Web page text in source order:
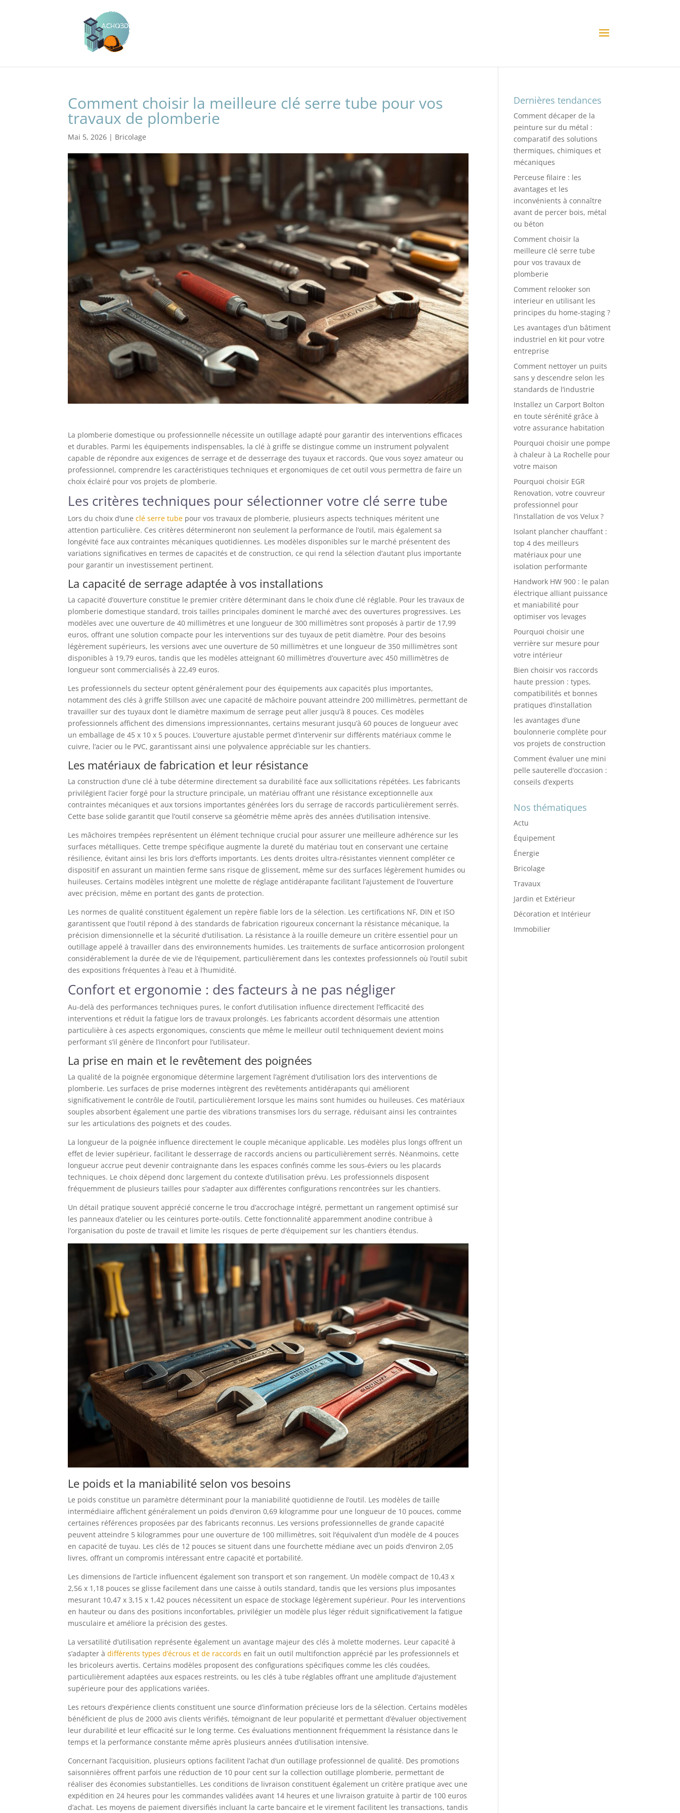
Comment choisir la meilleure clé serre tube pour vos
travaux de plomberie
Mai 5, 2026 | Bricolage
La plomberie domestique ou professionnelle nécessite un outillage adapté pour garantir des interventions efficaces
et durables. Parmi les équipements indispensables, la clé à griffe se distingue comme un instrument polyvalent
capable de répondre aux exigences de serrage et de desserrage des tuyaux et raccords. Que vous soyez amateur ou
professionnel, comprendre les caractéristiques techniques et ergonomiques de cet outil vous permettra de faire un
choix éclairé pour vos projets de plomberie.
Les critères techniques pour sélectionner votre clé serre tube
Lors du choix d’uneclé serre tube pour vos travaux de plomberie, plusieurs aspects techniques méritent une
attention particulière. Ces critères détermineront non seulement la performance de l’outil, mais également sa
longévité face aux contraintes mécaniques quotidiennes. Les modèles disponibles sur le marché présentent des
variations significatives en termes de capacités et de construction, ce qui rend la sélection d’autant plus importante
pour garantir un investissement pertinent.
La capacité de serrage adaptée à vos installations
La capacité d’ouverture constitue le premier critère déterminant dans le choix d’une clé réglable. Pour les travaux de
plomberie domestique standard, trois tailles principales dominent le marché avec des ouvertures progressives. Les
modèles avec une ouverture de 40 millimètres et une longueur de 300 millimètres sont proposés à partir de 17,99
euros, offrant une solution compacte pour les interventions sur des tuyaux de petit diamètre. Pour des besoins
légèrement supérieurs, les versions avec une ouverture de 50 millimètres et une longueur de 350 millimètres sont
disponibles à 19,79 euros, tandis que les modèles atteignant 60 millimètres d’ouverture avec 450 millimètres de
longueur sont commercialisés à 22,49 euros.
Les professionnels du secteur optent généralement pour des équipements aux capacités plus importantes,
notamment des clés à griffe Stillson avec une capacité de mâchoire pouvant atteindre 200 millimètres, permettant de
travailler sur des tuyaux dont le diamètre maximum de serrage peut aller jusqu’à 8 pouces. Ces modèles
professionnels affichent des dimensions impressionnantes, certains mesurant jusqu’à 60 pouces de longueur avec
un emballage de 45 x 10 x 5 pouces. L’ouverture ajustable permet d’intervenir sur différents matériaux comme le
cuivre, l’acier ou le PVC, garantissant ainsi une polyvalence appréciable sur les chantiers.
Les matériaux de fabrication et leur résistance
La construction d’une clé à tube détermine directement sa durabilité face aux sollicitations répétées. Les fabricants
privilégient l’acier forgé pour la structure principale, un matériau offrant une résistance exceptionnelle aux
contraintes mécaniques et aux torsions importantes générées lors du serrage de raccords particulièrement serrés.
Cette base solide garantit que l’outil conserve sa géométrie même après des années d’utilisation intensive.
Les mâchoires trempées représentent un élément technique crucial pour assurer une meilleure adhérence sur les
surfaces métalliques. Cette trempe spécifique augmente la dureté du matériau tout en conservant une certaine
résilience, évitant ainsi les bris lors d’efforts importants. Les dents droites ultra-résistantes viennent compléter ce
dispositif en assurant un maintien ferme sans risque de glissement, même sur des surfaces légèrement humides ou
huileuses. Certains modèles intègrent une molette de réglage antidérapante facilitant l’ajustement de l’ouverture
avec précision, même en portant des gants de protection.
Les normes de qualité constituent également un repère fiable lors de la sélection. Les certifications NF, DIN et ISO
garantissent que l’outil répond à des standards de fabrication rigoureux concernant la résistance mécanique, la
précision dimensionnelle et la sécurité d’utilisation. La résistance à la rouille demeure un critère essentiel pour un
outillage appelé à travailler dans des environnements humides. Les traitements de surface anticorrosion prolongent
considérablement la durée de vie de l’équipement, particulièrement dans les contextes professionnels où l’outil subit
des expositions fréquentes à l’eau et à l’humidité.
Confort et ergonomie : des facteurs à ne pas négliger
Au-delà des performances techniques pures, le confort d’utilisation influence directement l’efficacité des
interventions et réduit la fatigue lors de travaux prolongés. Les fabricants accordent désormais une attention
particulière à ces aspects ergonomiques, conscients que même le meilleur outil techniquement devient moins
performant s’il génère de l’inconfort pour l’utilisateur.
La prise en main et le revêtement des poignées
La qualité de la poignée ergonomique détermine largement l’agrément d’utilisation lors des interventions de
plomberie. Les surfaces de prise modernes intègrent des revêtements antidérapants qui améliorent
significativement le contrôle de l’outil, particulièrement lorsque les mains sont humides ou huileuses. Ces matériaux
souples absorbent également une partie des vibrations transmises lors du serrage, réduisant ainsi les contraintes
sur les articulations des poignets et des coudes.
La longueur de la poignée influence directement le couple mécanique applicable. Les modèles plus longs offrent un
effet de levier supérieur, facilitant le desserrage de raccords anciens ou particulièrement serrés. Néanmoins, cette
longueur accrue peut devenir contraignante dans les espaces confinés comme les sous-éviers ou les placards
techniques. Le choix dépend donc largement du contexte d’utilisation prévu. Les professionnels disposent
fréquemment de plusieurs tailles pour s’adapter aux différentes configurations rencontrées sur les chantiers.
Un détail pratique souvent apprécié concerne le trou d’accrochage intégré, permettant un rangement optimisé sur
les panneaux d’atelier ou les ceintures porte-outils. Cette fonctionnalité apparemment anodine contribue à
l’organisation du poste de travail et limite les risques de perte d’équipement sur les chantiers étendus.
Le poids et la maniabilité selon vos besoins
Le poids constitue un paramètre déterminant pour la maniabilité quotidienne de l’outil. Les modèles de taille
intermédiaire affichent généralement un poids d’environ 0,69 kilogramme pour une longueur de 10 pouces, comme
certaines références proposées par des fabricants reconnus. Les versions professionnelles de grande capacité
peuvent atteindre 5 kilogrammes pour une ouverture de 100 millimètres, soit l’équivalent d’un modèle de 4 pouces
en capacité de tuyau. Les clés de 12 pouces se situent dans une fourchette médiane avec un poids d’environ 2,05
livres, offrant un compromis intéressant entre capacité et portabilité.
Les dimensions de l’article influencent également son transport et son rangement. Un modèle compact de 10,43 x
2,56 x 1,18 pouces se glisse facilement dans une caisse à outils standard, tandis que les versions plus imposantes
mesurant 10,47 x 3,15 x 1,42 pouces nécessitent un espace de stockage légèrement supérieur. Pour les interventions
en hauteur ou dans des positions inconfortables, privilégier un modèle plus léger réduit significativement la fatigue
musculaire et améliore la précision des gestes.
La versatilité d’utilisation représente également un avantage majeur des clés à molette modernes. Leur capacité à
s’adapter àdifférents types d’écrous et de raccords en fait un outil multifonction apprécié par les professionnels et
les bricoleurs avertis. Certains modèles proposent des configurations spécifiques comme les clés coudées,
particulièrement adaptées aux espaces restreints, ou les clés à tube réglables offrant une amplitude d’ajustement
supérieure pour des applications variées.
Les retours d’expérience clients constituent une source d’information précieuse lors de la sélection. Certains modèles
bénéficient de plus de 2000 avis clients vérifiés, témoignant de leur popularité et permettant d’évaluer objectivement
leur durabilité et leur efficacité sur le long terme. Ces évaluations mentionnent fréquemment la résistance dans le
temps et la performance constante même après plusieurs années d’utilisation intensive.
Concernant l’acquisition, plusieurs options facilitent l’achat d’un outillage professionnel de qualité. Des promotions
saisonnières offrent parfois une réduction de 10 pour cent sur la collection outillage plomberie, permettant de
réaliser des économies substantielles. Les conditions de livraison constituent également un critère pratique avec une
expédition en 24 heures pour les commandes validées avant 14 heures et une livraison gratuite à partir de 100 euros
d’achat. Les moyens de paiement diversifiés incluant la carte bancaire et le virement facilitent les transactions, tandis
Dernières tendances
Comment décaper de la
peinture sur du métal :
comparatif des solutions
thermiques, chimiques et
mécaniques
Perceuse filaire : les
avantages et les
inconvénients à connaître
avant de percer bois, métal
ou béton
Comment choisir la
meilleure clé serre tube
pour vos travaux de
plomberie
Comment relooker son
interieur en utilisant les
principes du home-staging ?
Les avantages d’un bâtiment
industriel en kit pour votre
entreprise
Comment nettoyer un puits
sans y descendre selon les
standards de l’industrie
Installez un Carport Bolton
en toute sérénité grâce à
votre assurance habitation
Pourquoi choisir une pompe
à chaleur à La Rochelle pour
votre maison
Pourquoi choisir EGR
Renovation, votre couvreur
professionnel pour
l’installation de vos Velux ?
Isolant plancher chauffant :
top 4 des meilleurs
matériaux pour une
isolation performante
Handwork HW 900 : le palan
électrique alliant puissance
et maniabilité pour
optimiser vos levages
Pourquoi choisir une
verrière sur mesure pour
votre intérieur
Bien choisir vos raccords
haute pression : types,
compatibilités et bonnes
pratiques d’installation
les avantages d’une
boulonnerie complète pour
vos projets de construction
Comment évaluer une mini
pelle sauterelle d’occasion :
conseils d’experts
Nos thématiques
Actu
Équipement
Énergie
Bricolage
Travaux
Jardin et Extérieur
Décoration et Intérieur
Immobilier